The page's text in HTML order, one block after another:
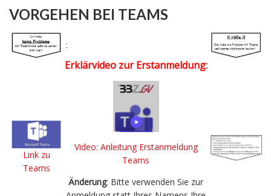
VORGEHEN BEI TEAMS
:
Link zu
Teams
Erklärvideo zur Erstanmeldung:
Video: Anleitung Erstanmeldung
Teams
Änderung: Bitte verwenden Sie zur